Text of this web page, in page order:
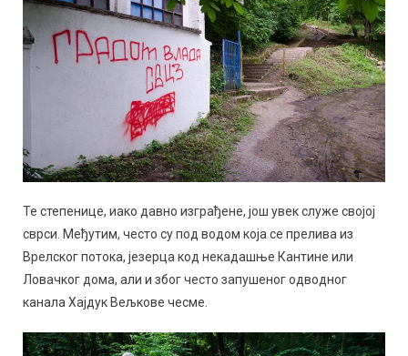
Те степенице, иако давно изграђене, још увек служе својој
сврси. Међутим, често су под водом која се прелива из
Врелског потока, језерца код некадашње Кантине или
Ловачког дома, али и због често запушеног одводног
канала Хајдук Вељкове чесме.